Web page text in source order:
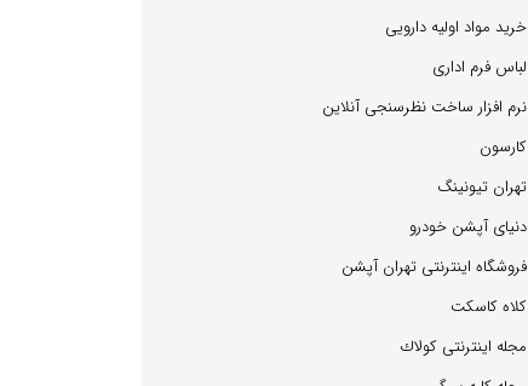
خرید مواد اولیه دارویی
لباس فرم اداری
نرم افزار ساخت نظرسنجی آنلاین
كارسون
تهران تیونینگ
دنیای آپشن خودرو
فروشگاه اینترنتی تهران آپشن
كلاه كاسكت
مجله اینترنتی كولاك